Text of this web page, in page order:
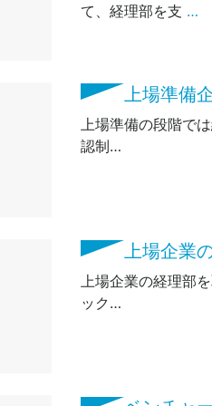
て、経理部を支 …
上場準備
上場準備の段階で
認制…
上場企業
上場企業の経理部
ック…